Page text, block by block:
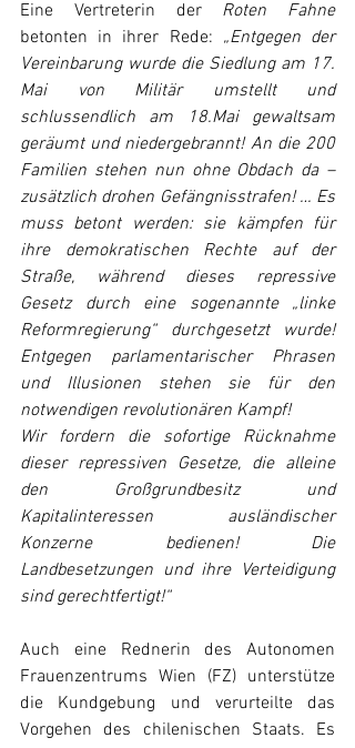
Eine Vertreterin der Roten Fahne
betonten in ihrer Rede: „Entgegen der
Vereinbarung wurde die Siedlung am 17.
Mai von Militär umstellt und
schlussendlich am 18.Mai gewaltsam
geräumt und niedergebrannt! An die 200
Familien stehen nun ohne Obdach da –
zusätzlich drohen Gefängnisstrafen! … Es
muss betont werden: sie kämpfen für
ihre demokratischen Rechte auf der
Straße, während dieses repressive
Gesetz durch eine sogenannte „linke
Reformregierung“ durchgesetzt wurde!
Entgegen parlamentarischer Phrasen
und Illusionen stehen sie für den
notwendigen revolutionären Kampf!
Wir fordern die sofortige Rücknahme
dieser repressiven Gesetze, die alleine
den Großgrundbesitz und
Kapitalinteressen ausländischer
Konzerne bedienen! Die
Landbesetzungen und ihre Verteidigung
sind gerechtfertigt!“
Auch eine Rednerin des Autonomen
Frauenzentrums Wien (FZ) unterstütze
die Kundgebung und verurteilte das
Vorgehen des chilenischen Staats. Es